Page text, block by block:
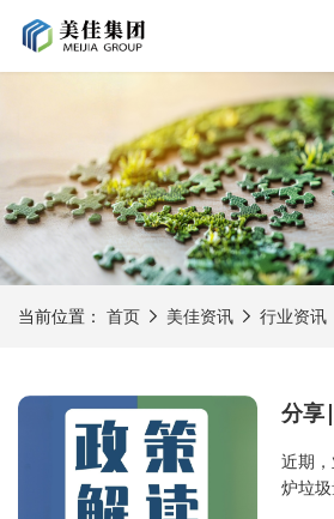
当前位置： 首页 美佳资讯 行业资讯
近期
炉垃